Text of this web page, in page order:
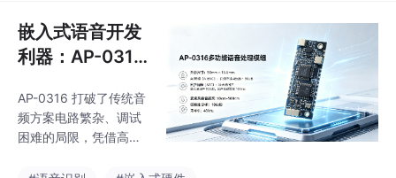
嵌入式语音开发
利器：AP-0316
模组全面评测与
应用实践
AP-0316 打破了传统音
频方案电路繁杂、调试
困难的局限，凭借高集